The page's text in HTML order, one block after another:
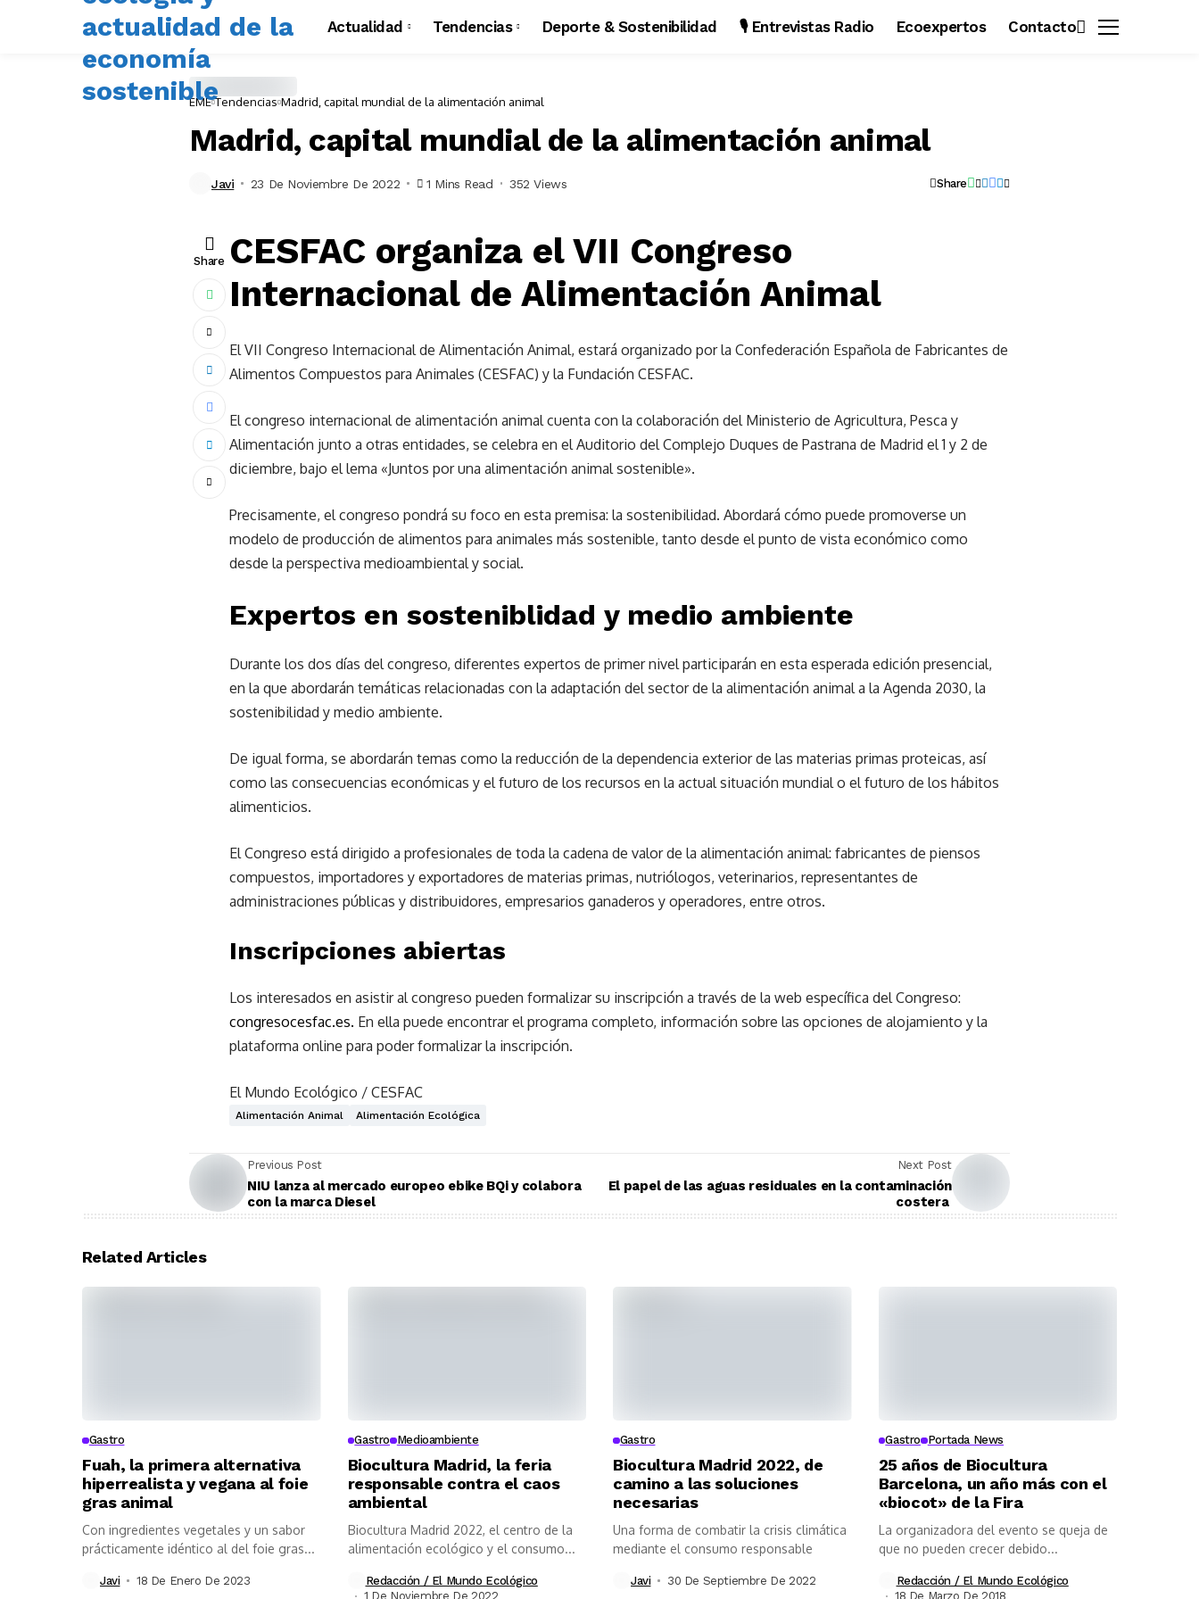
Actualidad Tendencias Deporte & Sostenibilidad 🎙️ Entrevistas Radio Ecoexpertos Contacto
EME Tendencias Madrid, capital mundial de la alimentación animal
Madrid, capital mundial de la alimentación animal
Javi 23 De Noviembre De 2022 1 Mins Read 352 Views Share
Share CESFAC organiza el VII Congreso
Internacional de Alimentación Animal
El VII Congreso Internacional de Alimentación Animal, estará organizado por la Confederación Española de Fabricantes de
Alimentos Compuestos para Animales (CESFAC) y la Fundación CESFAC.
El congreso internacional de alimentación animal cuenta con la colaboración del Ministerio de Agricultura, Pesca y
Alimentación junto a otras entidades, se celebra en el Auditorio del Complejo Duques de Pastrana de Madrid el 1 y 2 de
diciembre, bajo el lema «Juntos por una alimentación animal sostenible».
Precisamente, el congreso pondrá su foco en esta premisa: la sostenibilidad. Abordará cómo puede promoverse un
modelo de producción de alimentos para animales más sostenible, tanto desde el punto de vista económico como
desde la perspectiva medioambiental y social.
Expertos en sosteniblidad y medio ambiente
Durante los dos días del congreso, diferentes expertos de primer nivel participarán en esta esperada edición presencial,
en la que abordarán temáticas relacionadas con la adaptación del sector de la alimentación animal a la Agenda 2030, la
sostenibilidad y medio ambiente.
De igual forma, se abordarán temas como la reducción de la dependencia exterior de las materias primas proteicas, así
como las consecuencias económicas y el futuro de los recursos en la actual situación mundial o el futuro de los hábitos
alimenticios.
El Congreso está dirigido a profesionales de toda la cadena de valor de la alimentación animal: fabricantes de piensos
compuestos, importadores y exportadores de materias primas, nutriólogos, veterinarios, representantes de
administraciones públicas y distribuidores, empresarios ganaderos y operadores, entre otros.
Inscripciones abiertas
Los interesados en asistir al congreso pueden formalizar su inscripción a través de la web específica del Congreso:
congresocesfac.es. En ella puede encontrar el programa completo, información sobre las opciones de alojamiento y la
plataforma online para poder formalizar la inscripción.
El Mundo Ecológico / CESFAC
Alimentación Animal Alimentación Ecológica
Previous Post
NIU lanza al mercado europeo ebike BQi y colabora
con la marca Diesel
Next Post
El papel de las aguas residuales en la contaminación
costera
Related Articles
Gastro
Fuah, la primera alternativa
hiperrealista y vegana al foie
gras animal
Con ingredientes vegetales y un sabor
prácticamente idéntico al del foie gras...
Javi 18 De Enero De 2023
Gastro Medioambiente
Biocultura Madrid, la feria
responsable contra el caos
ambiental
Biocultura Madrid 2022, el centro de la
alimentación ecológico y el consumo...
Redacción / El Mundo Ecológico
1 De Noviembre De 2022
Gastro
Biocultura Madrid 2022, de
camino a las soluciones
necesarias
Una forma de combatir la crisis climática
mediante el consumo responsable
Javi 30 De Septiembre De 2022
Gastro Portada News
25 años de Biocultura
Barcelona, un año más con el
«biocot» de la Fira
La organizadora del evento se queja de
que no pueden crecer debido...
Redacción / El Mundo Ecológico
18 De Marzo De 2018